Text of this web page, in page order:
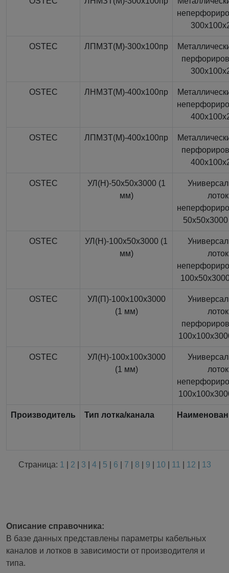
OSTEC ЛПМЗТ(М)-300x100пр
OSTEC ЛНМЗТ(М)-400x100пр
OSTEC ЛПМЗТ(М)-400x100пр
OSTEC
УЛ(Н)-50x50x3000 (1
мм)
лоток
OSTEC
УЛ(Н)-100x50x3000 (1
мм)
лоток
OSTEC
УЛ(П)-100x100x3000
(1 мм)
лоток
OSTEC
УЛ(Н)-100x100x3000
(1 мм)
лоток
Производитель Тип лотка/канала
Страница: 1 2 3 4| 5 6 7 8 9 10 11 12 13
Описание справочника:
В базе данных представлены параметры кабельных
каналов и лотков в зависимости от производителя и
типа.